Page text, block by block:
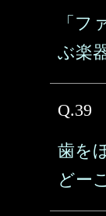
「フ
ぶ楽
Q.39
歯を
どー